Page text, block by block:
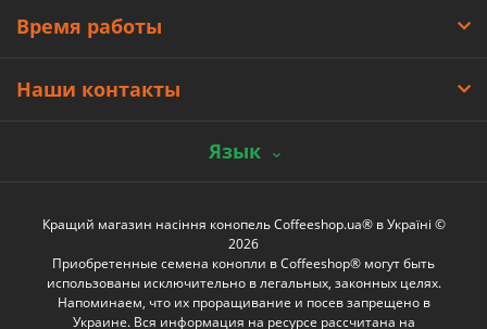
Время работы
Наши контакты
Язык
Кращий магазин насіння конопель Coffeeshop.ua® в Україні ©
2026
Приобретенные семена конопли в Coffeeshop® могут быть
использованы исключительно в легальных, законных целях.
Напоминаем, что их проращивание и посев запрещено в
Украине. Вся информация на ресурсе рассчитана на